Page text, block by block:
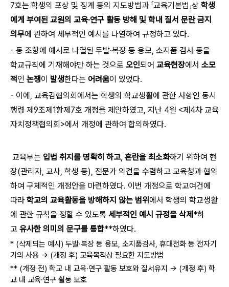
7호는 학생의 포상 및 징계 등의 지도방법과 「교육기본법」상 학생
에게 부여된 교원의 교육·연구 활동 방해 및 학내 질서 문란 금지
의무에 관하여 세부적인 예시를 나열하여 규정하고 있다.
- 동 조항에 예시로 나열된 두발·복장 등 용모, 소지품 검사 등을
학교규칙에 기재해야만 하는 것으로 오인되어 교육현장에서 소모
적인 논쟁이 발생한다는 어려움이 있었다.
- 이에, 교육감협의회에서는 학생의 학교생활에 관한 사항인 동시
행령 제9조제1항제7호 개정을 제안하였고, 지난 4월 <제4차 교육
자치정책협의회>에서 개정에 관하여 합의하였다.
교육부는 입법 취지를 명확히 하고, 혼란을 최소화하기 위하여 현
장(관리자, 교사, 학생 등), 전문가 의견을 수렴하고 교육청과 협의
하여 구체적인 개정안을 마련하였다. 이번 개정으로 학교여건에
따라 학교의 교육활동을 방해하지 않는 범위에서 학생의 학교생활
에 관한 규칙을 정할 수 있도록 세부적인 예시 규정을 삭제 *하
고 유사한 의미의 문구를 통합**하였다.
* (삭제되는 예시) 두발·복장 등 용모, 소지품검사, 휴대전화 등 전자기
기의 사용 → (개정 후) 교육목적상 필요한 지도방법
** (개정 전) 학교 내 교육·연구 활동 보호와 질서유지 → (개정 후) 학
교 내 교육·연구 활동 보호